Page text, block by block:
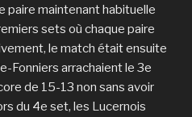
paire maintenant habituelle
sets où chaque paire
le match était ensuite
Fonniers arrachaient le 3e
de 15-13 non sans avoir
du 4e set, les Lucernois